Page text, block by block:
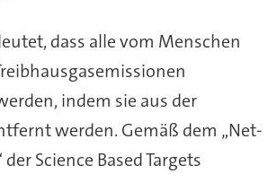
dass alle vom Menschen
indem sie aus der
werden. Gemäß dem „Net-
Science Based Targets